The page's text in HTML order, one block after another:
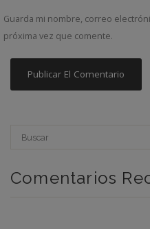
Guarda mi nombre, correo
próxima vez que comente.
Comentarios